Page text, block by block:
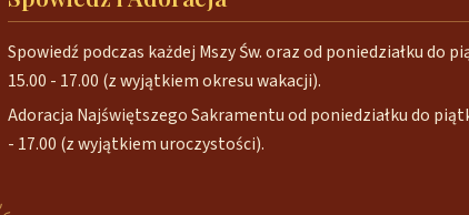
Spowiedź podczas każdej Mszy Św. oraz od poniedziałku do
15.00 - 17.00 (z wyjątkiem okresu wakacji).
Adoracja Najświętszego Sakramentu od poniedziałku do
- 17.00 (z wyjątkiem uroczystości).